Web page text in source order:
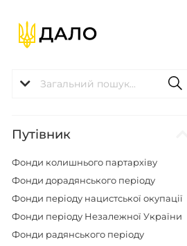
Путівник
Фонди колишнього партархіву
Фонди дорадянського періоду
Фонди періоду нацистської окупації
Фонди періоду Незалежної України
Фонди радянського періоду